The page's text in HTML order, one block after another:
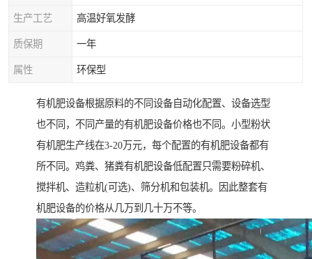
生产工艺 高温好氧发酵
质保期 一年
属性 环保型
有机肥设备根据原料的不同设备自动化配置、设备选型
也不同，不同产量的有机肥设备价格也不同。小型粉状
有机肥生产线在3-20万元，每个配置的有机肥设备都有
所不同。鸡粪、猪粪有机肥设备低配置只需要粉碎机、
搅拌机、造粒机(可选)、筛分机和包装机。因此整套有
机肥设备的价格从几万到几十万不等。